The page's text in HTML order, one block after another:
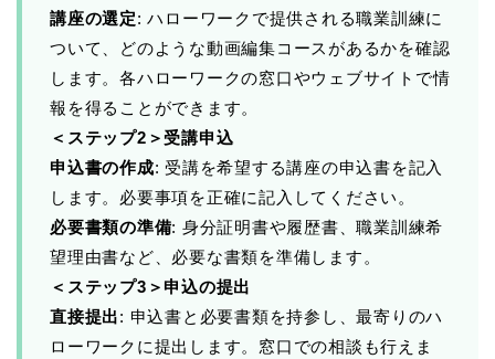
講座の選定: ハローワークで提供される職業訓練に
ついて、どのような動画編集コースがあるかを確認
します。各ハローワークの窓口やウェブサイトで情
報を得ることができます。
＜ステップ2＞受講申込
申込書の作成: 受講を希望する講座の申込書を記入
します。必要事項を正確に記入してください。
必要書類の準備: 身分証明書や履歴書、職業訓練希
望理由書など、必要な書類を準備します。
＜ステップ3＞申込の提出
直接提出: 申込書と必要書類を持参し、最寄りのハ
ローワークに提出します。窓口での相談も行えま